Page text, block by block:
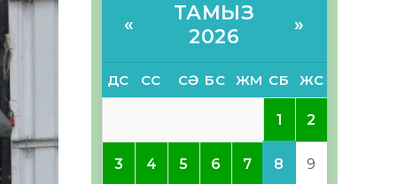
«
ТАМЫЗ
2026
»
ДС СС СӘ БС ЖМ СБ ЖС
1 2
3 4 5 6 7 8 9